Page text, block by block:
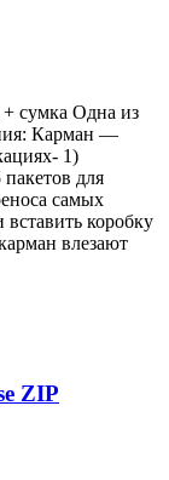
cумка Одна из
Карман —
1)
для
самых
коробку
влезают
ZIP